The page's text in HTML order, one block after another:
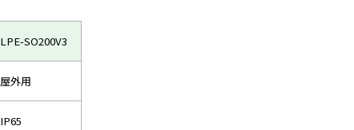
LPE-SO200V3
屋外用
IP65